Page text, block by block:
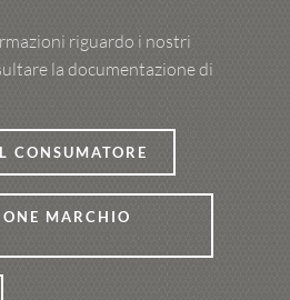
riguardo i nostri
la documentazione di
CONSUMATORE
MARCHIO